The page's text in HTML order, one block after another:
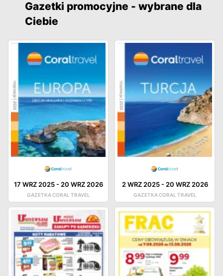
Gazetki promocyjne - wybrane dla
Ciebie
17 WRZ 2025- 20 WRZ 2026
GAZETKA CORAL TRAVEL
2 WRZ 2025- 20 WRZ 2026
GAZETKA CORAL TRAVEL